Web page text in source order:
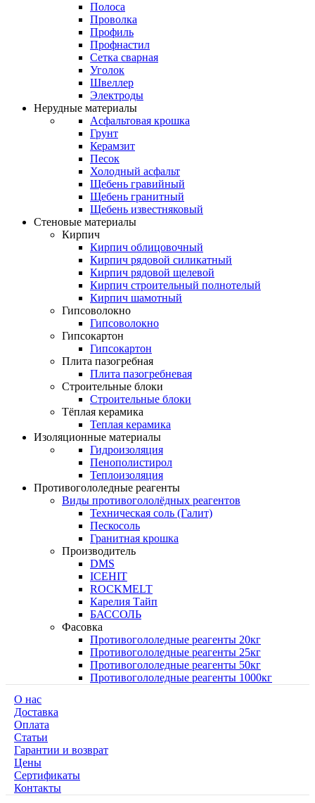
Полоса
Проволка
Профиль
Профнастил
Сетка сварная
Уголок
Швеллер
Электроды
Нерудные материалы
Асфальтовая крошка
Грунт
Керамзит
Песок
Холодный асфальт
Щебень гравийный
Щебень гранитный
Щебень известняковый
Стеновые материалы
Кирпич
Кирпич облицовочный
Кирпич рядовой силикатный
Кирпич рядовой щелевой
Кирпич строительный полнотелый
Кирпич шамотный
Гипсоволокно
Гипсоволокно
Гипсокартон
Гипсокартон
Плита пазогребная
Плита пазогребневая
Строительные блоки
Строительные блоки
Тёплая керамика
Теплая керамика
Изоляционные материалы
Гидроизоляция
Пенополистирол
Теплоизоляция
Противогололедные реагенты
Виды противогололёдных реагентов
Техническая соль (Галит)
Пескосоль
Гранитная крошка
Производитель
DMS
ICEHIT
ROCKMELT
Карелия Тайп
БАССОЛЬ
Фасовка
Противогололедные реагенты 20кг
Противогололедные реагенты 25кг
Противогололедные реагенты 50кг
Противогололедные реагенты 1000кг
О нас
Доставка
Оплата
Cтатьи
Гарантии и возврат
Цены
Сертификаты
Контакты